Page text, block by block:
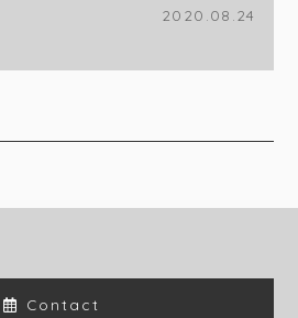
2020.08.24
Contact